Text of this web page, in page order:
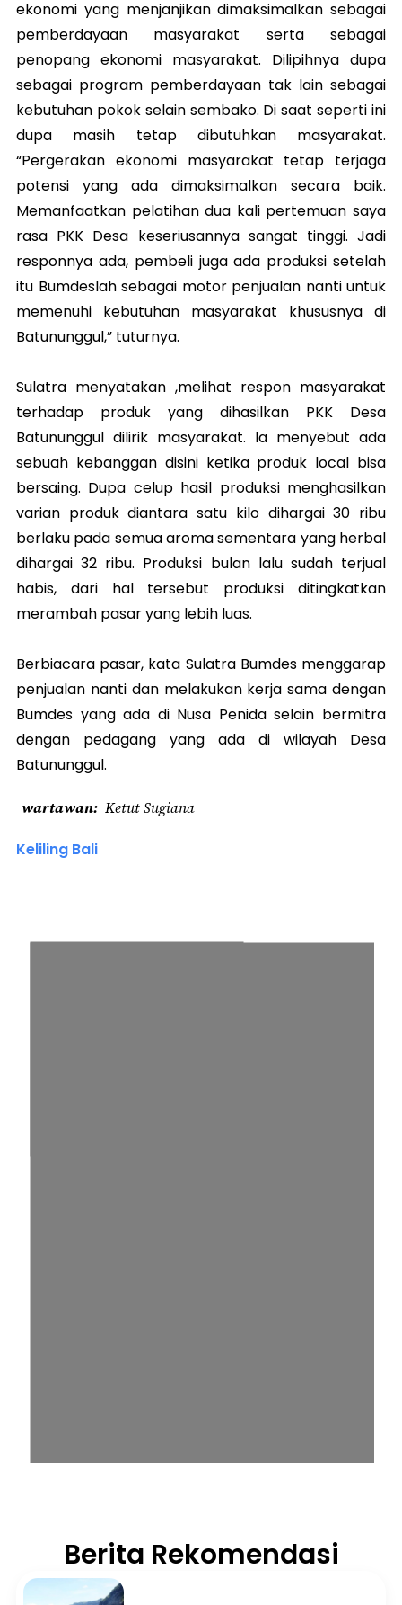
ekonomi yang menjanjikan dimaksimalkan sebagai
pemberdayaan masyarakat serta sebagai
penopang ekonomi masyarakat. Dilipihnya dupa
sebagai program pemberdayaan tak lain sebagai
kebutuhan pokok selain sembako. Di saat seperti ini
dupa masih tetap dibutuhkan masyarakat.
“Pergerakan ekonomi masyarakat tetap terjaga
potensi yang ada dimaksimalkan secara baik.
Memanfaatkan pelatihan dua kali pertemuan saya
rasa PKK Desa keseriusannya sangat tinggi. Jadi
responnya ada, pembeli juga ada produksi setelah
itu Bumdeslah sebagai motor penjualan nanti untuk
memenuhi kebutuhan masyarakat khususnya di
Batununggul,” tuturnya.
Sulatra menyatakan ,melihat respon masyarakat
terhadap produk yang dihasilkan PKK Desa
Batununggul dilirik masyarakat. Ia menyebut ada
sebuah kebanggan disini ketika produk local bisa
bersaing. Dupa celup hasil produksi menghasilkan
varian produk diantara satu kilo dihargai 30 ribu
berlaku pada semua aroma sementara yang herbal
dihargai 32 ribu. Produksi bulan lalu sudah terjual
habis, dari hal tersebut produksi ditingkatkan
merambah pasar yang lebih luas.
Berbiacara pasar, kata Sulatra Bumdes menggarap
penjualan nanti dan melakukan kerja sama dengan
Bumdes yang ada di Nusa Penida selain bermitra
dengan pedagang yang ada di wilayah Desa
Batununggul.
wartawan Ketut Sugiana
Keliling Bali
Berita Rekomendasi